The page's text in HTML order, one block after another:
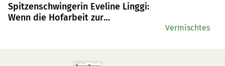
Spitzenschwingerin Eveline Linggi:
Wenn die Hofarbeit zur
Vermischtes